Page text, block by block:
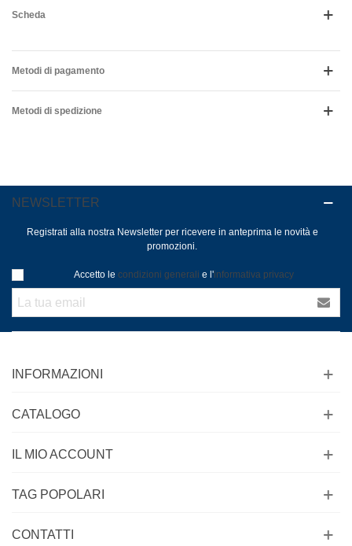
Scheda
Metodi di pagamento
Metodi di spedizione
NEWSLETTER
Registrati alla nostra Newsletter per ricevere in anteprima le novità e
promozioni.
Accetto le condizioni generali e l'informativa privacy
INFORMAZIONI
CATALOGO
IL MIO ACCOUNT
TAG POPOLARI
CONTATTI